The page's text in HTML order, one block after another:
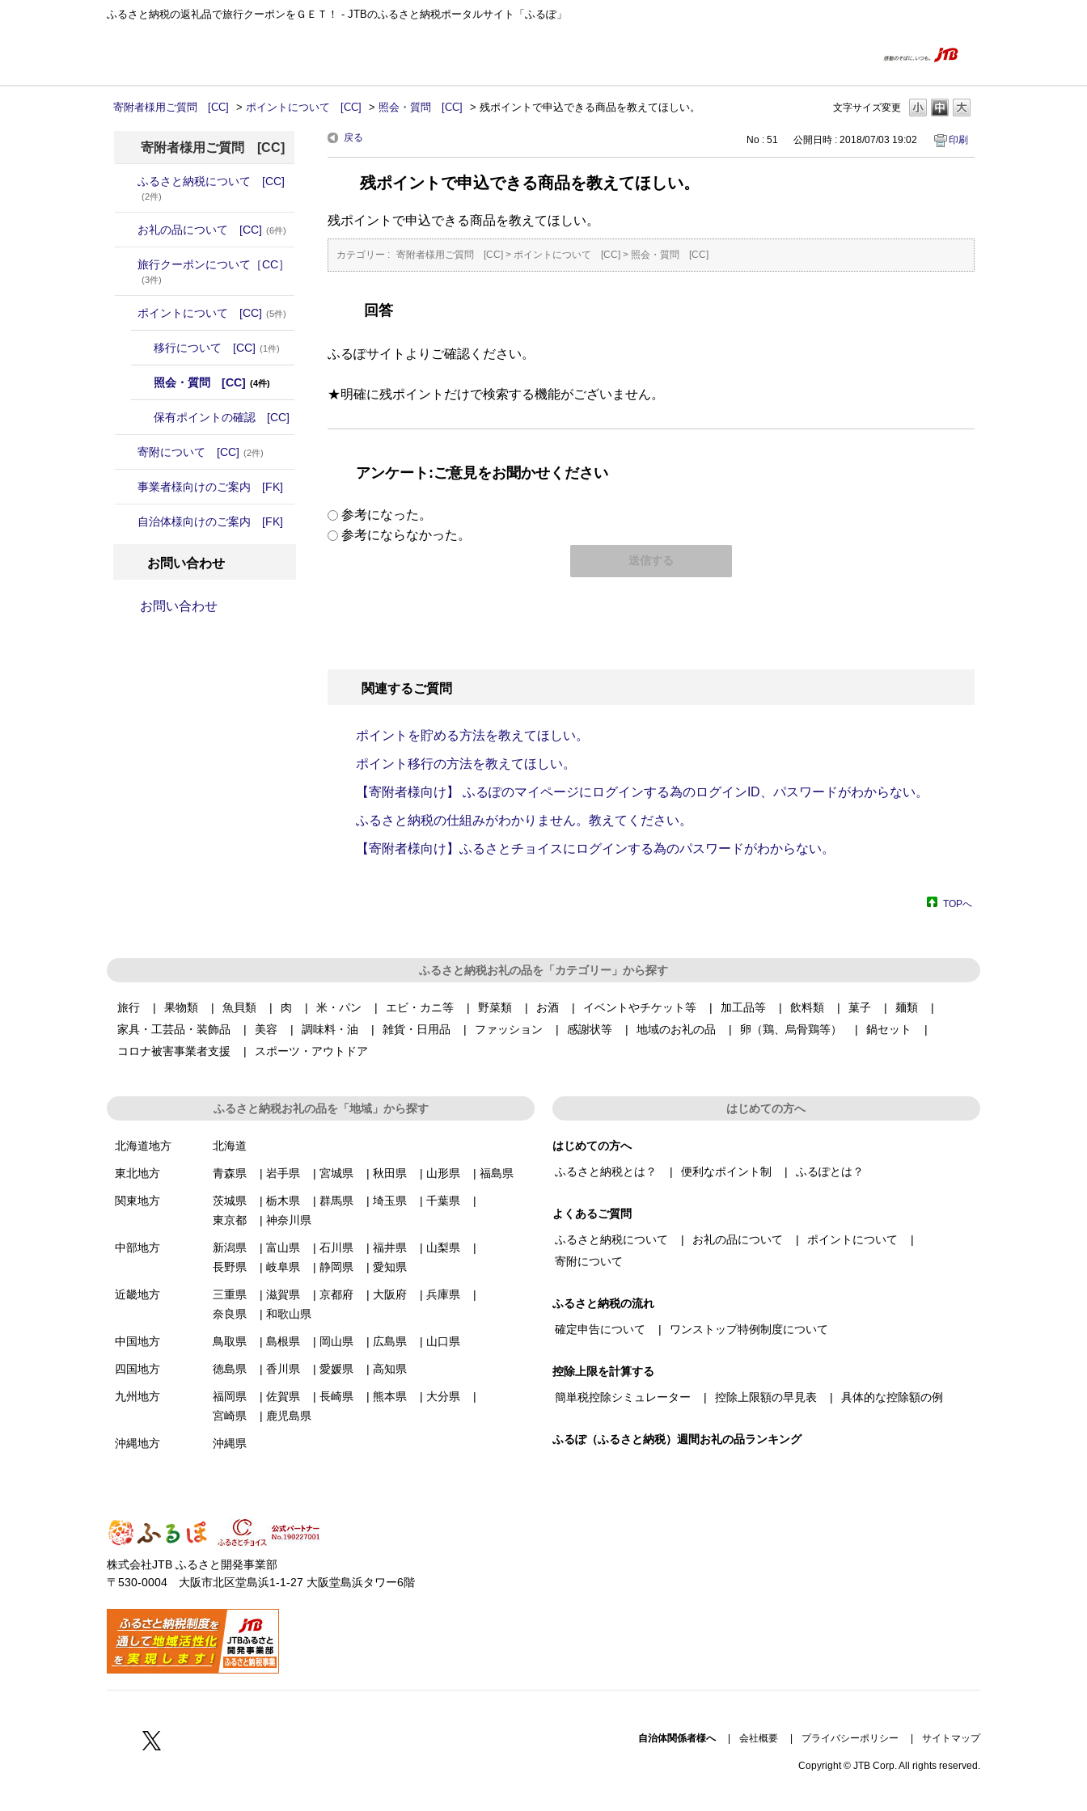
ふるさと納税の返礼品で旅行クーポンをＧＥＴ！ - JTBのふるさと納税ポータルサイト「ふるぽ」
文字サイズ変更
寄附者様用ご質問 [CC] > ポイントについて [CC] > 照会・質問 [CC] > 残ポイントで申込できる商品を教えてほしい。
寄附者様用ご質問 [CC]
ふるさと納税について [CC]
(2件)
お礼の品について [CC] (6件)
旅行クーポンについて［CC］
(3件)
ポイントについて [CC] (5件)
移行について [CC] (1件)
照会・質問 [CC] (4件)
保有ポイントの確認 [CC]
寄附について [CC] (2件)
事業者様向けのご案内 [FK]
自治体様向けのご案内 [FK]
お問い合わせ
お問い合わせ
戻る No : 51 公開日時 : 2018/07/03 19:02 印刷
残ポイントで申込できる商品を教えてほしい。
残ポイントで申込できる商品を教えてほしい。
カテゴリー : 寄附者様用ご質問 [CC] > ポイントについて [CC] > 照会・質問 [CC]
回答
ふるぽサイトよりご確認ください。
★明確に残ポイントだけで検索する機能がございません。
アンケート:ご意見をお聞かせください
参考になった。
参考にならなかった。
関連するご質問
ポイントを貯める方法を教えてほしい。
ポイント移行の方法を教えてほしい。
【寄附者様向け】 ふるぽのマイページにログインする為のログインID、パスワードがわからない。
ふるさと納税の仕組みがわかりません。教えてください。
【寄附者様向け】ふるさとチョイスにログインする為のパスワードがわからない。
TOPへ
ふるさと納税お礼の品を「カテゴリー」から探す
旅行 果物類 魚貝類 肉 米・パン エビ・カニ等 野菜類 お酒 イベントやチケット等 加工品等 飲料類 菓子
麺類
家具・工芸品・装飾品
美容 調味料・油 雑貨・日用品 ファッション 感謝状等 地域のお礼の品 卵（鶏、烏骨鶏等）
鍋セット
コロナ被害事業者支援
スポーツ・アウトドア
ふるさと納税お礼の品を「地域」から探す
北海道地方 北海道
東北地方 青森県 岩手県 宮城県 秋田県 山形県 福島県
関東地方 茨城県 栃木県 群馬県 埼玉県
千葉県
東京都
神奈川県
中部地方 新潟県 富山県 石川県 福井県
山梨県
長野県
岐阜県 静岡県 愛知県
近畿地方 三重県 滋賀県 京都府 大阪府
兵庫県
奈良県
和歌山県
中国地方 鳥取県 島根県 岡山県 広島県 山口県
四国地方 徳島県 香川県 愛媛県 高知県
九州地方 福岡県 佐賀県 長崎県 熊本県
大分県
宮崎県
鹿児島県
沖縄地方 沖縄県
はじめての方へ
はじめての方へ
ふるさと納税とは？
便利なポイント制 ふるぽとは？
よくあるご質問
ふるさと納税について
お礼の品について
ポイントについて
寄附について
ふるさと納税の流れ
確定申告について
ワンストップ特例制度について
控除上限を計算する
簡単税控除シミュレーター
控除上限額の早見表 具体的な控除額の例
ふるぽ（ふるさと納税）週間お礼の品ランキング
株式会社JTB ふるさと開発事業部
〒530-0004 大阪市北区堂島浜1-1-27 大阪堂島浜タワー6階
Facebook 自治体関係者様へ 会社概要 プライバシーポリシー サイトマップ
Copyright © JTB Corp. All rights reserved.